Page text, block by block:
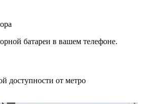
батареи в вашем телефоне.
доступности от метро